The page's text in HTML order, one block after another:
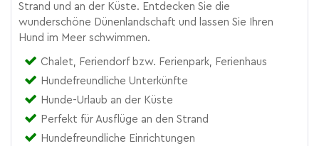
Strand und an der Küste. Entdecken Sie die
wunderschöne Dünenlandschaft und lassen Sie Ihren
Hund im Meer schwimmen.
Chalet, Feriendorf bzw. Ferienpark, Ferienhaus
Hundefreundliche Unterkünfte
Hunde-Urlaub an der Küste
Perfekt für Ausflüge an den Strand
Hundefreundliche Einrichtungen